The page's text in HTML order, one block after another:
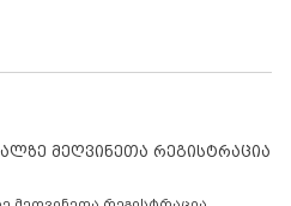
მეღვინეთა რეგისტრაცია